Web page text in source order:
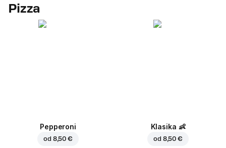
Pizza
Pepperoni
od 8,50 €
Klasika 👶
od 8,50 €